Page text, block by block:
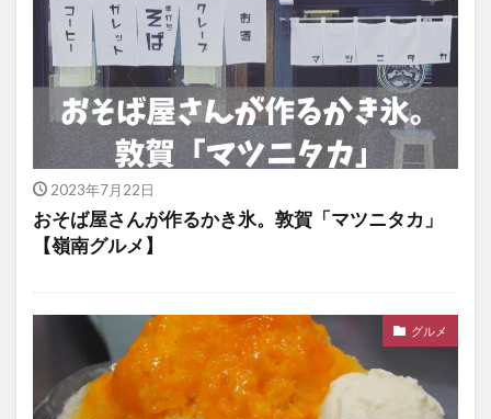
2023年7月22日
おそば屋さんが作るかき氷。敦賀「マツニタカ」
【嶺南グルメ】
グルメ